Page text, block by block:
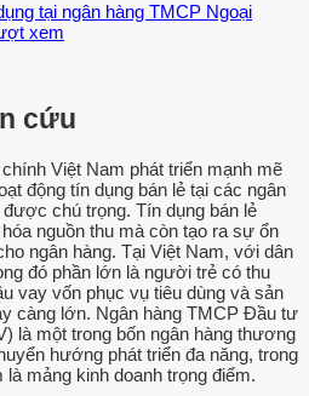
tại ngân hàng TMCP Ngoại
xem
cứu
Việt Nam phát triển mạnh mẽ
động tín dụng bán lẻ tại các ngân
chú trọng. Tín dụng bán lẻ
nguồn thu mà còn tạo ra sự ổn
ngân hàng. Tại Việt Nam, với dân
đó phần lớn là người trẻ có thu
vay vốn phục vụ tiêu dùng và sản
càng lớn. Ngân hàng TMCP Đầu tư
là một trong bốn ngân hàng thương
hướng phát triển đa năng, trong
mảng kinh doanh trọng điểm.